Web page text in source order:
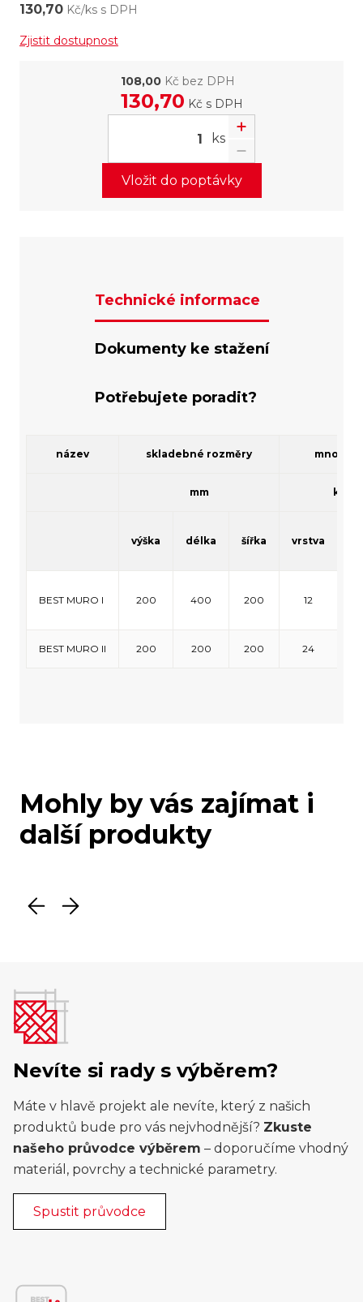
130,70 Kč/ks s DPH
Zjistit dostupnost
108,00Kč bez DPH
130,70 Kč s DPH
ks
Vložit do poptávky
Technické informace
Dokumenty ke stažení
Potřebujete poradit?
název skladebné rozměry množství
mm ks
výška délka šířka vrstva
BEST MURO I 200 400 200 12
BEST MURO II 200 200 200 24
Mohly by vás zajímat i
další produkty
Nevíte si rady s výběrem?
Máte v hlavě projekt ale nevíte, který z našich
produktů bude pro vás nejvhodnější? Zkuste
našeho průvodce výběrem – doporučíme vhodný
materiál, povrchy a technické parametry.
Spustit průvodce